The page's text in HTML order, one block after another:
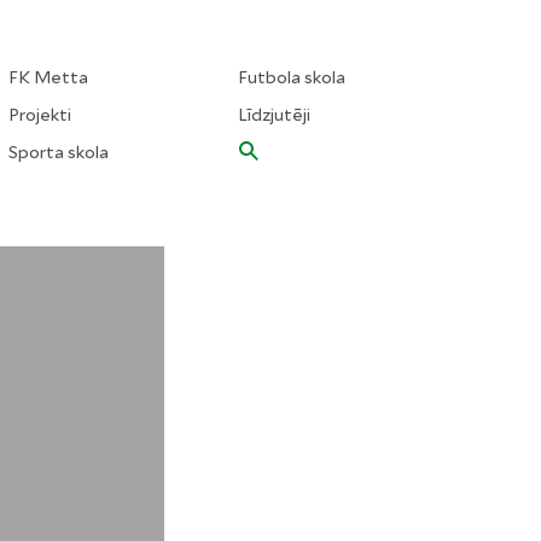
FK Metta
Projekti
Sporta skola
Futbola skola
Līdzjutēji